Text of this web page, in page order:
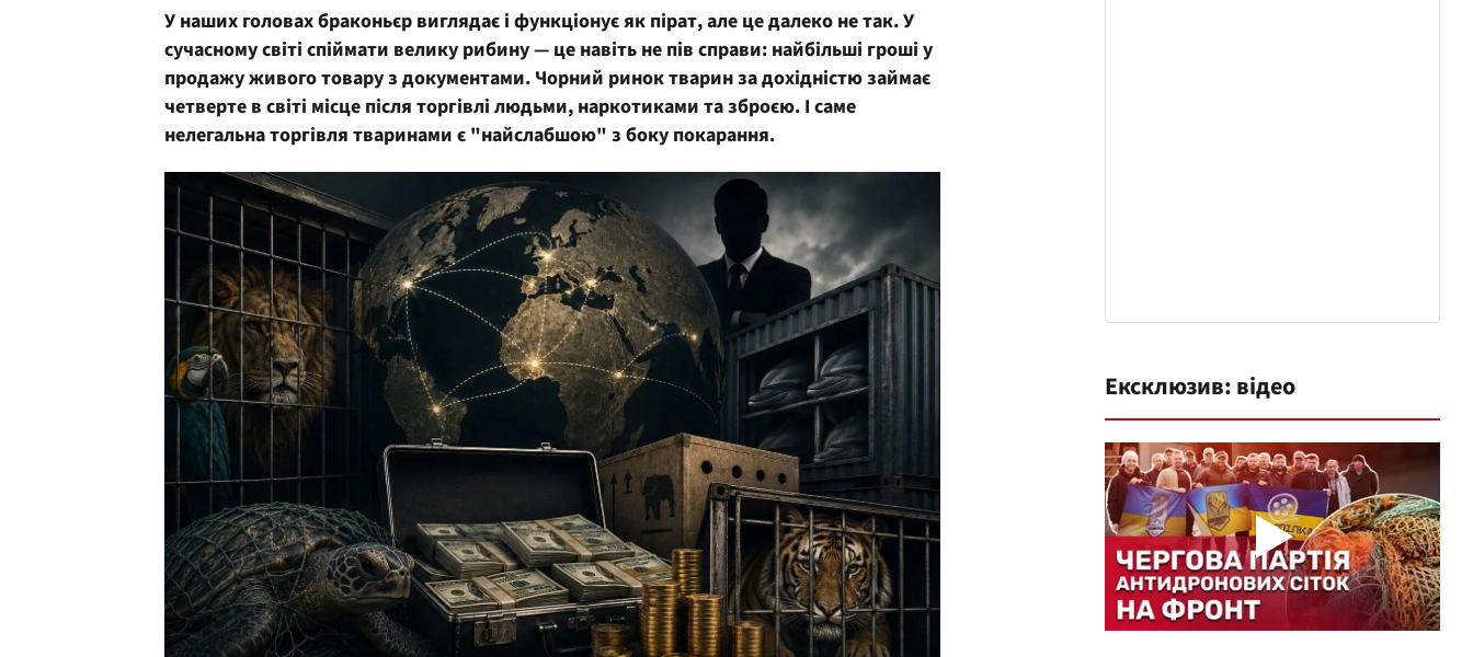
У наших головах браконьєр виглядає і функціонує як пірат, але це далеко не так. У
сучасному світі спіймати велику рибину — це навіть не пів справи: найбільші гроші у
продажу живого товару з документами. Чорний ринок тварин за дохідністю займає
четверте в світі місце після торгівлі людьми, наркотиками та зброєю. І саме
нелегальна торгівля тваринами є "найслабшою" з боку покарання.
Ексклюзив: відео